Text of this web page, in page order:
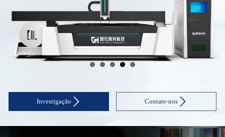
Investigação  Contate-nos 